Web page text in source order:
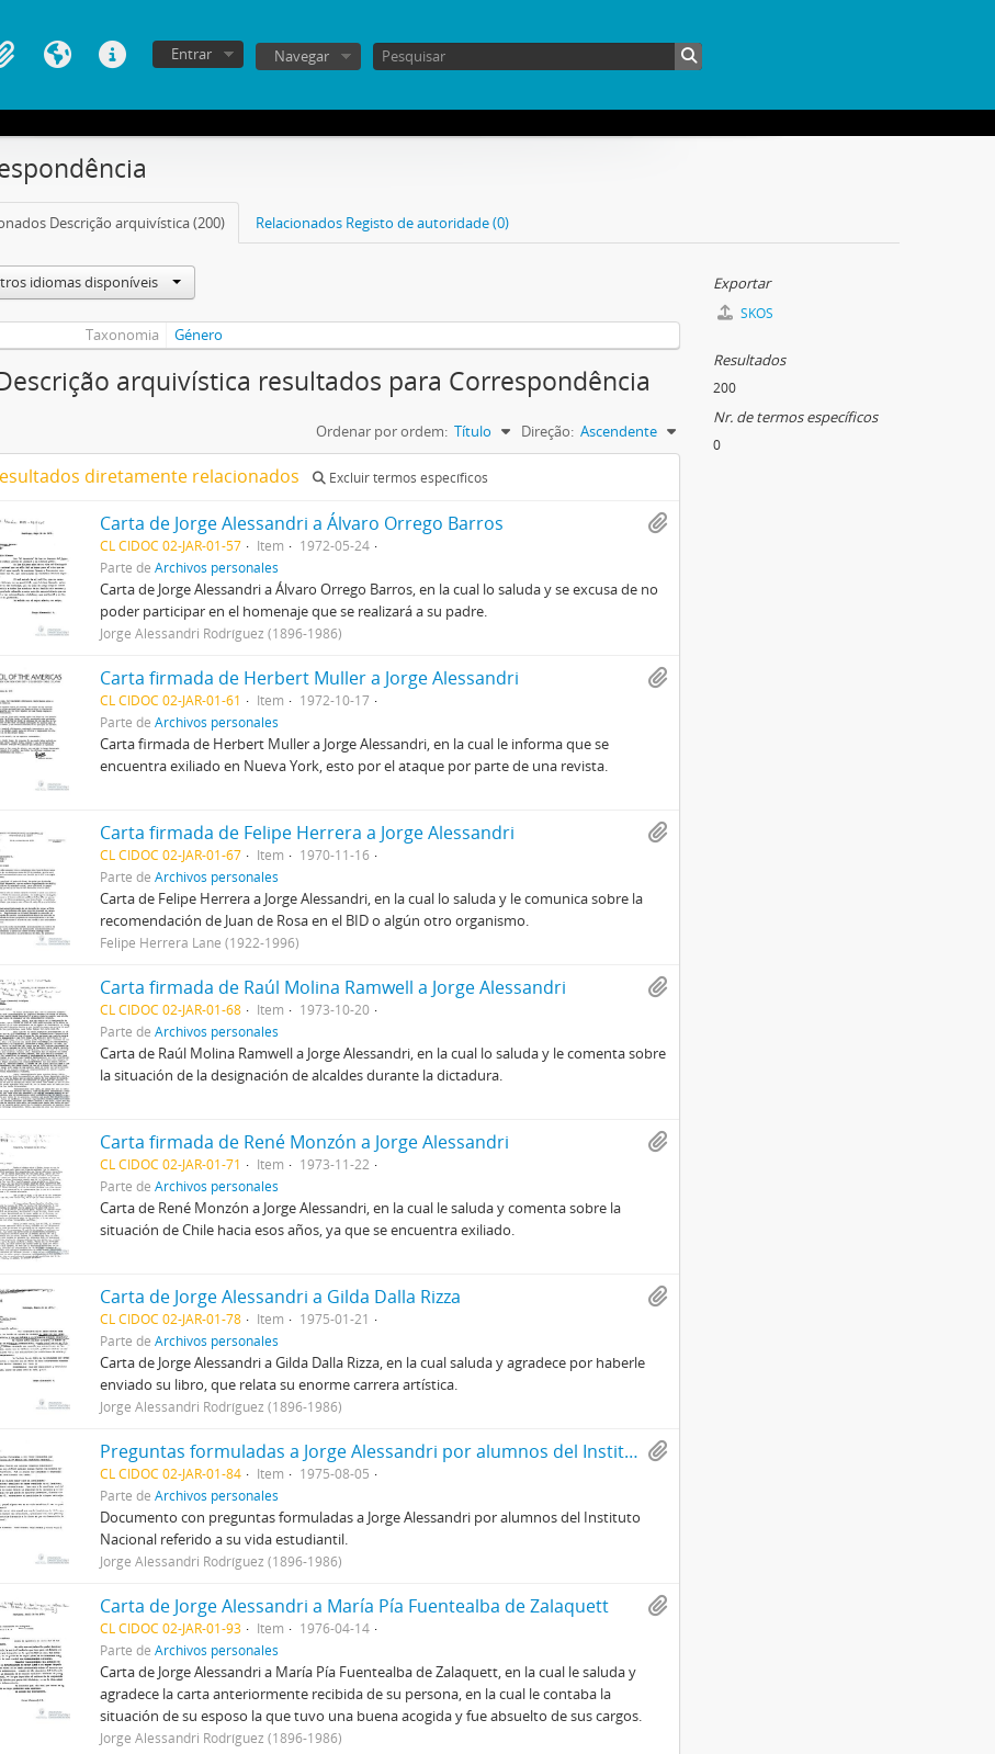
Entrar Navegar
Descrição arquivística (200) Relacionados Registo de autoridade (0)
idiomas disponíveis
Taxonomia Género
arquivística resultados para Correspondência
Ordenar por ordem: Título Direção: Ascendente
diretamente relacionados Excluir termos específicos
Carta de Jorge Alessandri a Álvaro Orrego Barros
CL CIDOC 02-JAR-01-57 Item
1972-05-24
Parte de Archivos personales
Carta de Jorge Alessandri a Álvaro Orrego Barros, en la cual lo saluda y se excusa de no
poder participar en el homenaje que se realizará a su padre.
Jorge Alessandri Rodríguez (1896-1986)
Carta firmada de Herbert Muller a Jorge Alessandri
CL CIDOC 02-JAR-01-61 Item
1972-10-17
Parte de Archivos personales
Carta firmada de Herbert Muller a Jorge Alessandri, en la cual le informa que se
encuentra exiliado en Nueva York, esto por el ataque por parte de una revista.
Carta firmada de Felipe Herrera a Jorge Alessandri
CL CIDOC 02-JAR-01-67 Item
1970-11-16
Parte de Archivos personales
Carta de Felipe Herrera a Jorge Alessandri, en la cual lo saluda y le comunica sobre la
recomendación de Juan de Rosa en el BID o algún otro organismo.
Felipe Herrera Lane (1922-1996)
Carta firmada de Raúl Molina Ramwell a Jorge Alessandri
CL CIDOC 02-JAR-01-68 Item
1973-10-20
Parte de Archivos personales
Carta de Raúl Molina Ramwell a Jorge Alessandri, en la cual lo saluda y le comenta sobre
la situación de la designación de alcaldes durante la dictadura.
Carta firmada de René Monzón a Jorge Alessandri
CL CIDOC 02-JAR-01-71 Item
1973-11-22
Parte de Archivos personales
Carta de René Monzón a Jorge Alessandri, en la cual le saluda y comenta sobre la
situación de Chile hacia esos años, ya que se encuentra exiliado.
Carta de Jorge Alessandri a Gilda Dalla Rizza
CL CIDOC 02-JAR-01-78 Item
1975-01-21
Parte de Archivos personales
Carta de Jorge Alessandri a Gilda Dalla Rizza, en la cual saluda y agradece por haberle
enviado su libro, que relata su enorme carrera artística.
Jorge Alessandri Rodríguez (1896-1986)
Preguntas formuladas a Jorge Alessandri por alumnos del Instituto Nacional
CL CIDOC 02-JAR-01-84 Item
1975-08-05
Parte de Archivos personales
Documento con preguntas formuladas a Jorge Alessandri por alumnos del Instituto
Nacional referido a su vida estudiantil.
Jorge Alessandri Rodríguez (1896-1986)
Carta de Jorge Alessandri a María Pía Fuentealba de Zalaquett
CL CIDOC 02-JAR-01-93 Item
1976-04-14
Parte de Archivos personales
Carta de Jorge Alessandri a María Pía Fuentealba de Zalaquett, en la cual le saluda y
agradece la carta anteriormente recibida de su persona, en la cual le contaba la
situación de su esposo la que tuvo una buena acogida y fue absuelto de sus cargos.
Jorge Alessandri Rodríguez (1896-1986)
Exportar
SKOS
Resultados
200
Nr. de termos específicos
0